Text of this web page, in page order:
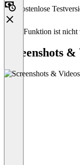
Kostenlose
Diese Funktion ist
Screenshots